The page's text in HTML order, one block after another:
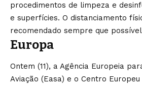
procedimentos de limpeza e
e superfícies. O distanciamento
recomendado sempre que
Europa
Ontem (11), a Agência Europeia
Aviação (Easa) e o Centro